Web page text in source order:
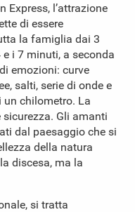
Express, l’attrazione
di essere
la famiglia dai 3
i 7 minuti, a seconda
emozioni: curve
salti, serie di onde e
un chilometro. La
Gli amanti
dal paesaggio che si
della natura
discesa, ma la
si tratta